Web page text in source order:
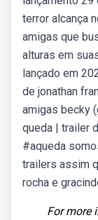
terror alcança
amigas que
alturas em
lançado em
de jonathan
amigas becky
queda | trailer
#aqueda
trailers assim
rocha e
For more